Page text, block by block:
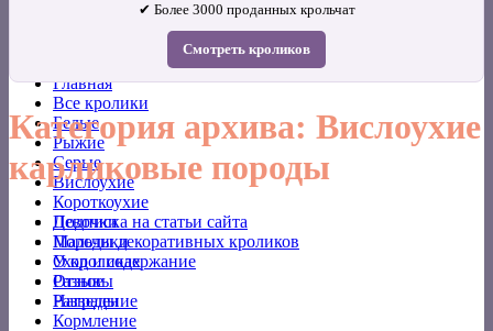
Главная
Все кролики
Белые
Рыжие
Серые
Вислоухие
Короткоухие
Девочки
Мальчики
О кроликах
Отзывы
Награды
✔ Более 3000 проданных крольчат
Смотреть кроликов
Категория архива: Вислоухие
карликовые породы
Подписка на статьи сайта
Породы декоративных кроликов
Уход и содержание
Разное
Разведение
Кормление